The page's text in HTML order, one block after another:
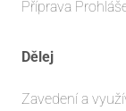
Příprava
Dělej
Zavedení a